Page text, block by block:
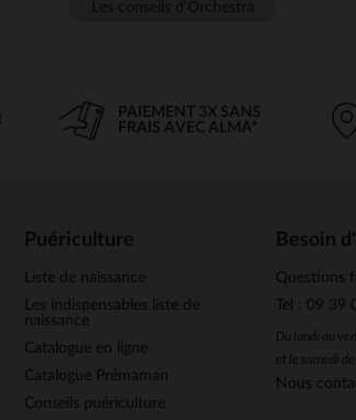
PAIEMENT 3X SANS
FRAIS AVEC ALMA*
Puériculture
Liste de naissance
Les indispensables liste de
naissance
Catalogue en ligne
Catalogue Prémaman
Conseils puériculture
Besoin
Questions
Tel : 09 39
Du lundi au
et le samedi
Nous